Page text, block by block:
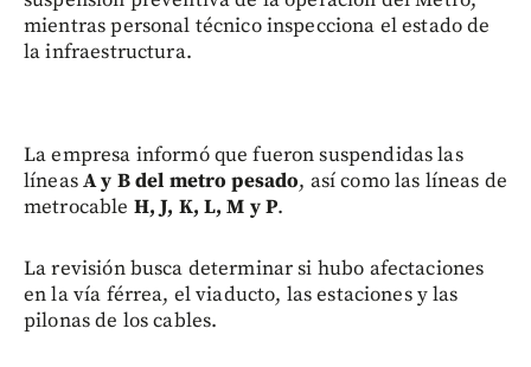
mientras personal técnico inspecciona el estado de
la infraestructura.
La empresa informó que fueron suspendidas las
líneasA y B del metro pesado, así como las líneas de
metrocable H, J, K, L, M y P.
La revisión busca determinar si hubo afectaciones
en la vía férrea, el viaducto, las estaciones y las
pilonas de los cables.